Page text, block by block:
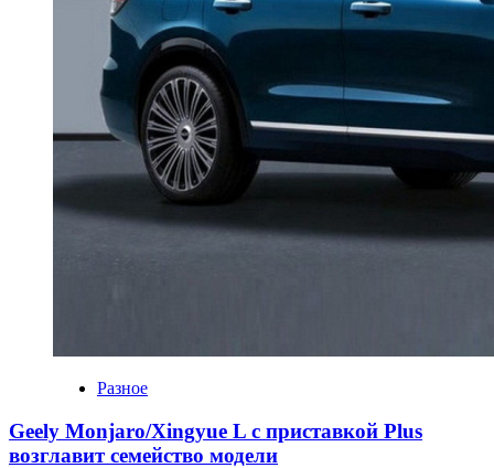
Разное
Geely Monjaro/Xingyue L с приставкой Plus
возглавит семейство модели